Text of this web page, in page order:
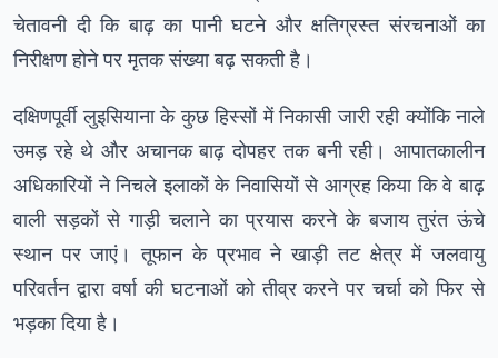
चेतावनी दी कि बाढ़ का पानी घटने और क्षतिग्रस्त संरचनाओं का
निरीक्षण होने पर मृतक संख्या बढ़ सकती है।
दक्षिणपूर्वी लुइसियाना के कुछ हिस्सों में निकासी जारी रही क्योंकि नाले
उमड़ रहे थे और अचानक बाढ़ दोपहर तक बनी रही। आपातकालीन
अधिकारियों ने निचले इलाकों के निवासियों से आग्रह किया कि वे बाढ़
वाली सड़कों से गाड़ी चलाने का प्रयास करने के बजाय तुरंत ऊंचे
स्थान पर जाएं। तूफान के प्रभाव ने खाड़ी तट क्षेत्र में जलवायु
परिवर्तन द्वारा वर्षा की घटनाओं को तीव्र करने पर चर्चा को फिर से
भड़का दिया है।